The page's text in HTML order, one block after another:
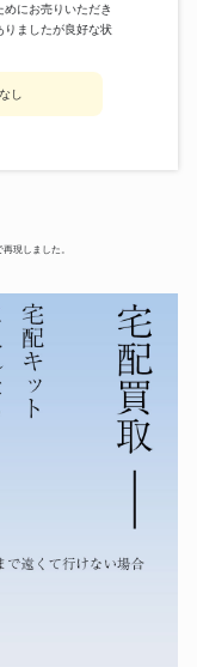
にお売りいただき
りましたが良好な状
し
現しました。